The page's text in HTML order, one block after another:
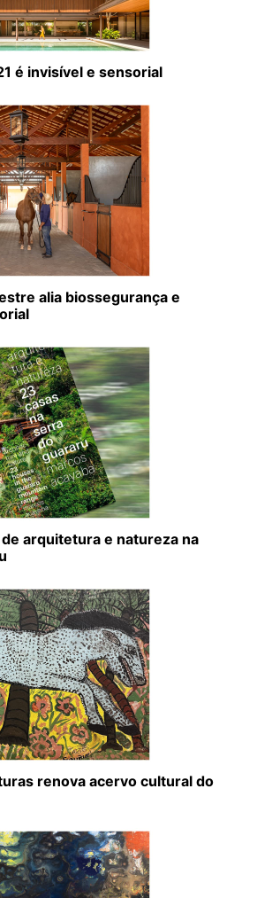
é invisível e sensorial
alia biossegurança e
arquitetura e natureza na
renova acervo cultural do